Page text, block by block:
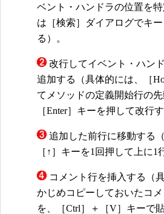
ベント・ハンドラの位置を
は［検索］ダイアログでキ
る）。
改行してイベント・ハン
追加する（具体的には、［
てメソッドの定義開始行の先
［Enter］キーを押して改行す
追加した前行に移動する
［↑］キーを1回押して上に1
コメント行を挿入する（
かじめコピーしておいたコ
を、［Ctrl］＋［V］キーで